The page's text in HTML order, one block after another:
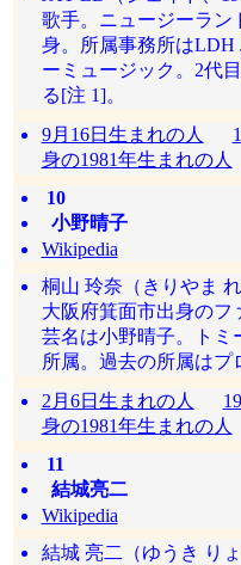
歌手。ニュージーラン
身。所属事務所はLDH
ーミュージック。2代
る[注 1]。
9月16日生まれの人
身の1981年生まれの人
10
小野晴子
Wikipedia
桐山 玲奈（きりやま
大阪府箕面市出身のフ
芸名は小野晴子。トミ
所属。過去の所属はプ
2月6日生まれの人
身の1981年生まれの人
11
結城亮二
Wikipedia
結城 亮二（ゆうき り